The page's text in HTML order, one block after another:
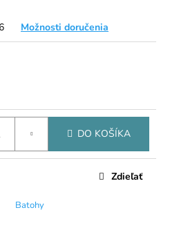
Možnosti doručenia
DO KOŠÍKA
Batohy
Zdieľať